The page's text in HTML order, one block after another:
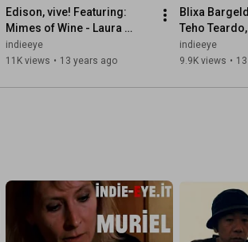
Edison, vive! Featuring:
Mimes of Wine - Laura
Loriga alla libreria Edison di
Firenze
indieeye
11K views • 13 years ago
Blixa
Teho
Balanescu -
Video
indieeye
9.9K views •